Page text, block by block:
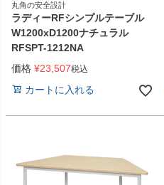
丸角の安全設計
ラディーRFシンプルテーブル
W1200xD1200ナチュラル
RFSPT-1212NA
価格 ¥23,507税込
カートに入れる